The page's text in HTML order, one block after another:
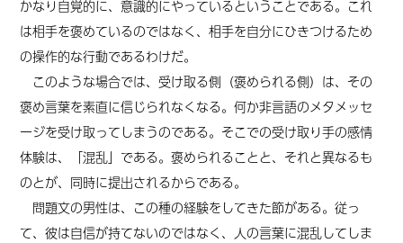
かなり自覚的に、意識的にやっているということである。これ
は相手を褒めているのではなく、相手を自分にひきつけるため
の操作的な行動であるわけだ。
このような場合では、受け取る側（褒められる側）は、その
褒め言葉を素直に信じられなくなる。何か非言語のメタメッセ
ージを受け取ってしまうのである。そこでの受け取り手の感情
体験は、「混乱」である。褒められることと、それと異なるも
のとが、同時に提出されるからである。
問題文の男性は、この種の経験をしてきた節がある。従っ
て、彼は自信が持てないのではなく、人の言葉に混乱してしま